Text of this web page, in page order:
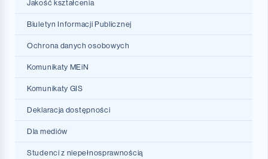
Deklaracja Polityki Erasmusowej
Erasmus+ dla studentów
Jak szukać miejsca praktyk
Protokoły Komisji
Współpraca ACK
Uczelnie partnerskie
Jakość kształcenia
Biuletyn Informacji Publicznej
Ochrona danych osobowych
Komunikaty MEiN
Komunikaty GIS
Deklaracja dostępności
Dostępność Architektoniczna
Dostępność informacyjno-komunikacyjna urządzeń i
Dla mediów
Studenci z niepełnosprawnością